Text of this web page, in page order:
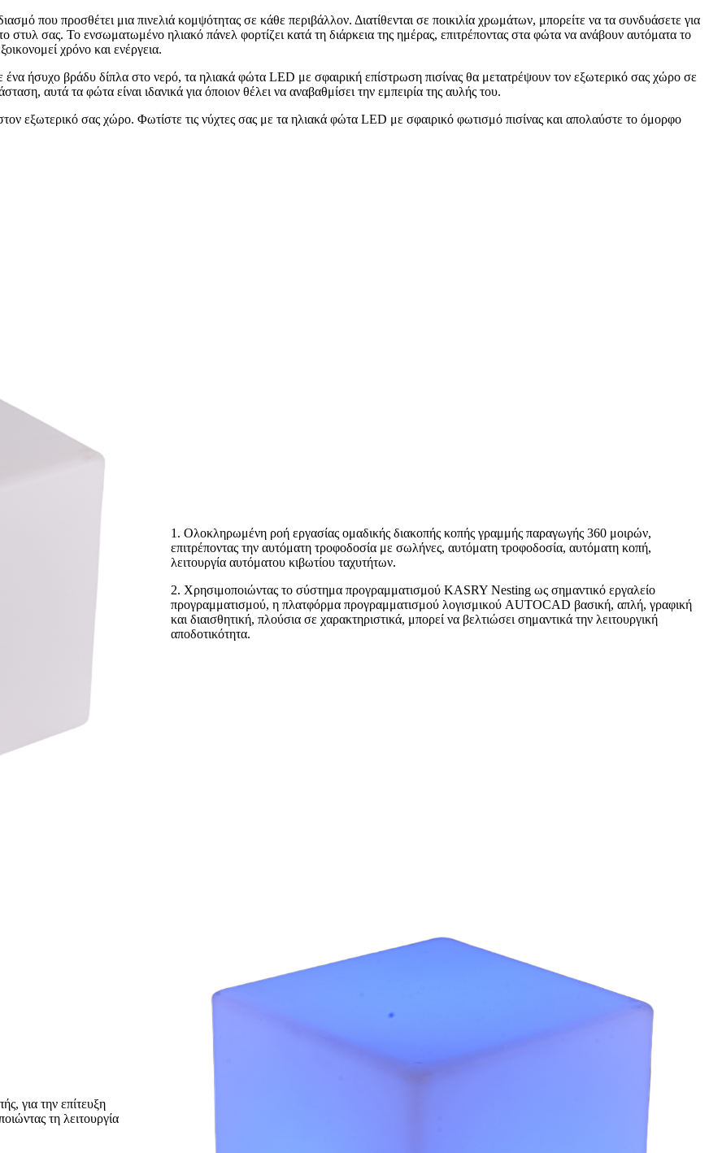
που προσθέτει μια πινελιά κομψότητας σε κάθε περιβάλλον. Διατίθενται σε ποικιλία χρωμάτων, μπορείτε να τα συνδυάσετε για
σας. Το ενσωματωμένο ηλιακό πάνελ φορτίζει κατά τη διάρκεια της ημέρας, επιτρέποντας στα φώτα να ανάβουν αυτόματα το
χρόνο και ενέργεια.
ένα ήσυχο βράδυ δίπλα στο νερό, τα ηλιακά φώτα LED με σφαιρική επίστρωση πισίνας θα μετατρέψουν τον εξωτερικό σας χώρο σε
αυτά τα φώτα είναι ιδανικά για όποιον θέλει να αναβαθμίσει την εμπειρία της αυλής του.
εξωτερικό σας χώρο. Φωτίστε τις νύχτες σας με τα ηλιακά φώτα LED με σφαιρικό φωτισμό πισίνας και απολαύστε το όμορφο
1. Ολοκληρωμένη ροή εργασίας ομαδικής διακοπής κοπής γραμμής παραγωγής 360 μοιρών,
επιτρέποντας την αυτόματη τροφοδοσία με σωλήνες, αυτόματη τροφοδοσία, αυτόματη κοπή,
λειτουργία αυτόματου κιβωτίου ταχυτήτων.
2. Χρησιμοποιώντας το σύστημα προγραμματισμού KASRY Nesting ως σημαντικό εργαλείο
προγραμματισμού, η πλατφόρμα προγραμματισμού λογισμικού AUTOCAD βασική, απλή, γραφική
και διαισθητική, πλούσια σε χαρακτηριστικά, μπορεί να βελτιώσει σημαντικά την λειτουργική
αποδοτικότητα.
για την επίτευξη
τη λειτουργία